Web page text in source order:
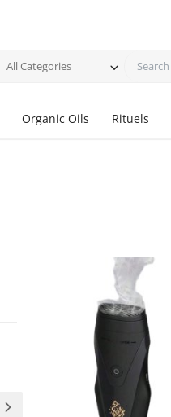
All Categories
Organic Oils Rituels